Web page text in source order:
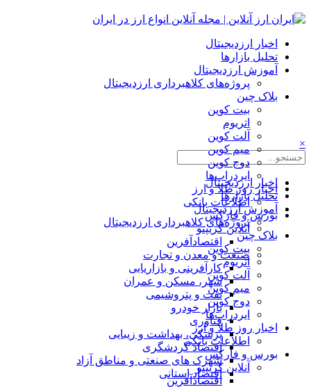
اخبار ارزدیجیتال
تحلیل بازارها
آموزش ارزدیجیتال
پروژه‌های کلاهبرداری ارزدیجیتال
بلاک چین
بیت کوین
اتریوم
آلت کوین
میم کوین‌
دوج کوین
ایردراپ‌ها
اخبار روز طلا و ارز
اطلاعات بانکی
بورس و فارکس
آنلاین کریپتو
اقتصادآفرین
صنعت و معدن و تجارت
کارآفرینی و بازاریابی
شهر، مسکن و عمران
نفت و پتروشیمی
بازار خودرو
فناوری
پزشکی، بهداشت و زیبایی
اقتصاد گردشگری
شهرک های صنعتی و مناطق آزاد
اقتصاد استانی
×
اخبار ارزدیجیتال
تحلیل بازارها
آموزش ارزدیجیتال
پروژه‌های کلاهبرداری ارزدیجیتال
بلاک چین
بیت کوین
اتریوم
آلت کوین
میم کوین‌
دوج کوین
ایردراپ‌ها
اخبار روز طلا و ارز
اطلاعات بانکی
بورس و فارکس
آنلاین کریپتو
اقتصادآفرین